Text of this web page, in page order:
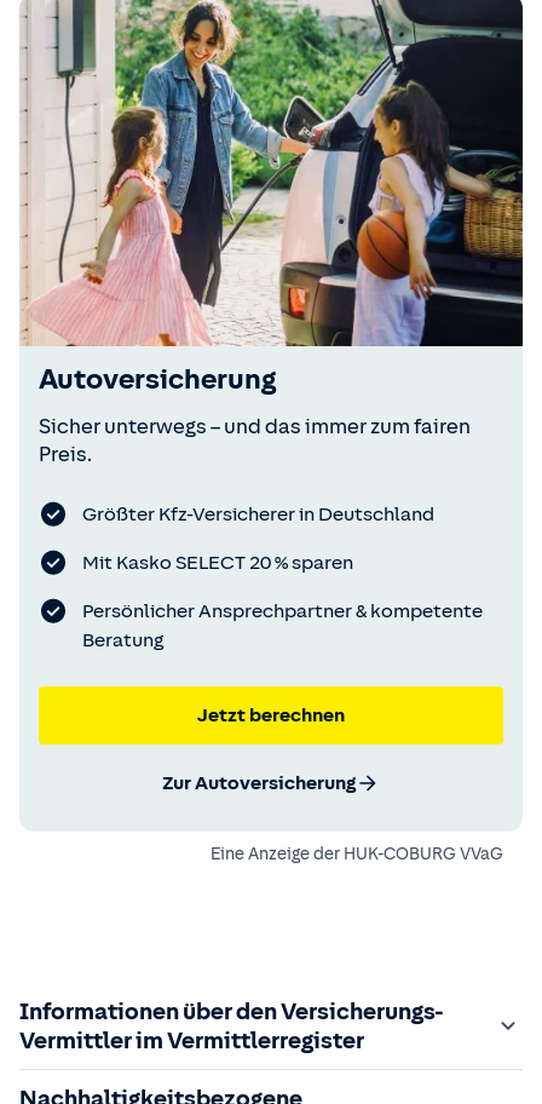
Autoversicherung
Sicher unterwegs – und das immer zum fairen
Preis.
Größter Kfz-Versicherer in Deutschland
Mit Kasko SELECT 20 % sparen
Persönlicher Ansprechpartner & kompetente
Beratung
Jetzt berechnen
Zur Autoversicherung
Eine Anzeige der HUK-COBURG VVaG
Informationen über den Versicherungs-
Vermittler im Vermittlerregister
Zuständige Aufsichtsbehörde:
Nachhaltigkeitsbezogene